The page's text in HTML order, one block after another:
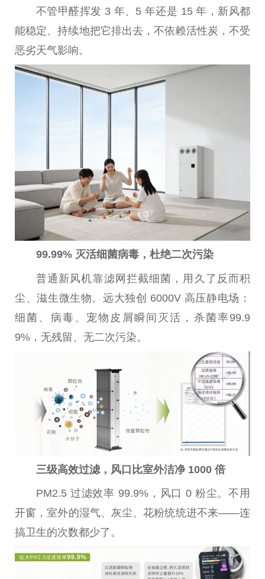
不管甲醛挥发 3 年、5 年还是 15 年，新风都
能稳定、持续地把它排出去，不依赖活性炭，不受
恶劣天气影响。
99.99% 灭活细菌病毒 ，杜绝二次污染
普通新风机靠滤网拦截细菌，用久了反而积
尘、滋生微生物。远大独创 6000V 高压静电场：
细菌、 病毒 、宠物皮屑瞬间灭活，杀菌率99.9
9%，无残留、无二次污染。
三级高效过滤，风口比室外洁净 1000 倍
PM2.5 过滤效率 99.9%，风口 0 粉尘。不用
开窗，室外的湿气、灰尘、花粉统统进不来——连
搞卫生的次数都少了。